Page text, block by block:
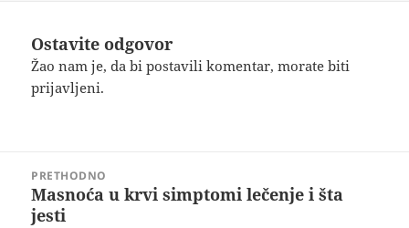
Ostavite odgovor
Žao nam je, da bi postavili komentar, moratebiti
prijavljeni.
člankaPRETHODNO
Prethodni
članak:
Masnoća u krvi simptomi lečenje i šta
jesti